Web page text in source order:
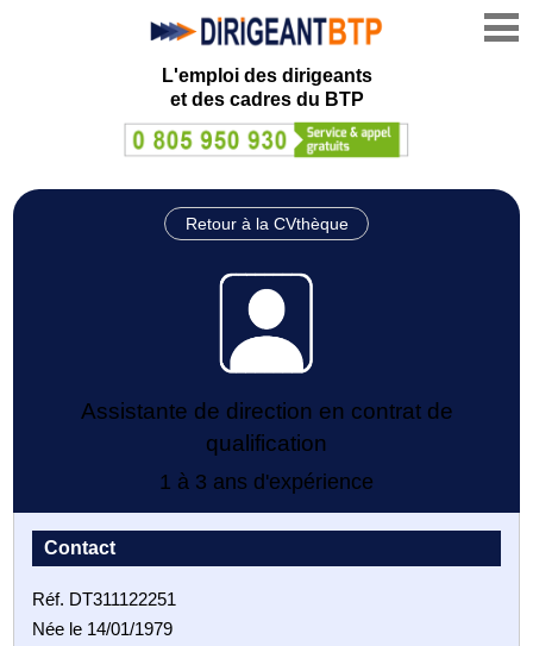
L'emploi des dirigeants
et des cadres du BTP
Retour à la CVthèque
Assistante de direction en contrat de
qualification
1 à 3 ans d'expérience
Contact
Réf. DT311122251
Née le 14/01/1979